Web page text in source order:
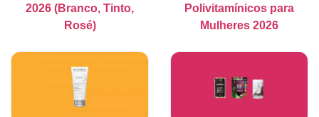
2026 (Branco, Tinto,
Rosé)
Polivitamínicos para
Mulheres 2026